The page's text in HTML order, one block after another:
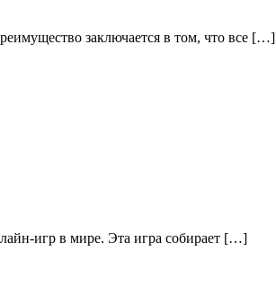
заключается в том, что все […]
игр в мире. Эта игра собирает […]